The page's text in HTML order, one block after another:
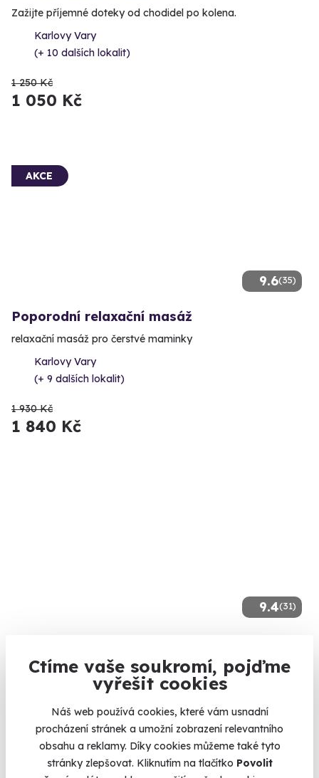
Ctíme vaše soukromí, pojďme
vyřešit cookies
Náš web používá cookies, které vám usnadní
procházení stránek a umožní zobrazení relevantního
obsahu a reklamy. Díky cookies můžeme také tyto
stránky zlepšovat. Kliknutím na tlačítko Povolit
Zažijte příjemné doteky od chodidel po kolena.
Karlovy Vary
(+ 10 dalších lokalit)
1 250 Kč
1 050 Kč
9.6(35)
AKCE
Poporodní relaxační masáž
relaxační masáž pro čerstvé maminky
Karlovy Vary
(+ 9 dalších lokalit)
1 930 Kč
1 840 Kč
9.4(31)
Zažijte sílu pravého kokosového oleje na celém těle.
Karlovy Vary
(+ 10 dalších lokalit)
3 290 Kč